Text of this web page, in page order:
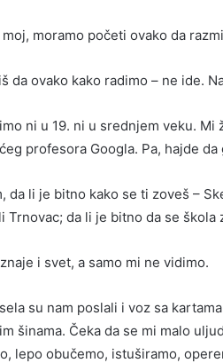
moramo početi ovako da
da ovako kako radimo – ne ide.
ni u 19. ni u srednjem veku.
profesora Googla. Pa, hajde da
da li je bitno kako se ti zoveš –
Trnovac; da li je bitno da se škola
i svet, a samo mi ne vidimo.
su nam poslali i voz sa
šinama. Čeka da se mi malo
lepo obučemo, istuširamo,